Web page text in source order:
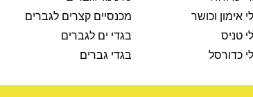
אימון וכושר מכנסיים קצרים לגברים
טניס בגדי ים לגברים
כדורסל בגדי גברים